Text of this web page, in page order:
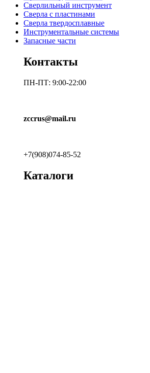
Сверлильный инструмент
Сверла с пластинами
Сверла твердосплавные
Инструментальные системы
Запасные части
Контакты
ПН-ПТ: 9:00-22:00
zccrus@mail.ru
+7(908)074-85-52
Каталоги